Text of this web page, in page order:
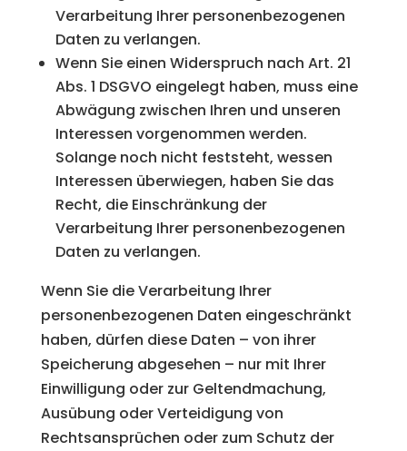
Verarbeitung Ihrer personenbezogenen
Daten zu verlangen.
Wenn Sie einen Widerspruch nach Art. 21
Abs. 1 DSGVO eingelegt haben, muss eine
Abwägung zwischen Ihren und unseren
Interessen vorgenommen werden.
Solange noch nicht feststeht, wessen
Interessen überwiegen, haben Sie das
Recht, die Einschränkung der
Verarbeitung Ihrer personenbezogenen
Daten zu verlangen.
Wenn Sie die Verarbeitung Ihrer
personenbezogenen Daten eingeschränkt
haben, dürfen diese Daten – von ihrer
Speicherung abgesehen – nur mit Ihrer
Einwilligung oder zur Geltendmachung,
Ausübung oder Verteidigung von
Rechtsansprüchen oder zum Schutz der